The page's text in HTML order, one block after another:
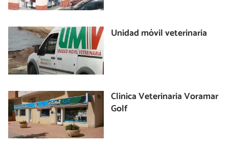
Unidad móvil veterinaria
Clinica Veterinaria Voramar
Golf